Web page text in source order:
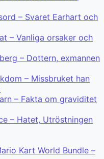
– Svaret Earhart och
– Vanliga orsaker och
– Dottern, exmannen
– Missbruket han
– Fakta om graviditet
– Hatet, Utröstningen
Kart World Bundle –